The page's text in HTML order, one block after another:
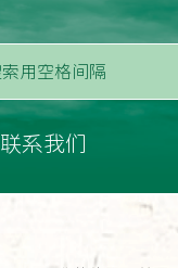
联系我们